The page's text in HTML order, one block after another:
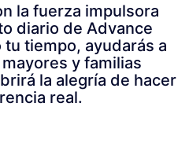
la fuerza impulsora
diario de Advance
tiempo, ayudarás a
y familias
la alegría de hacer
real.